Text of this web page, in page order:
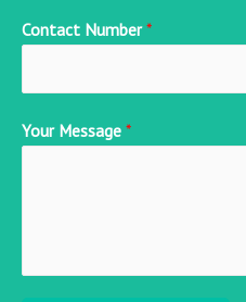
Contact Number*
Your Message *